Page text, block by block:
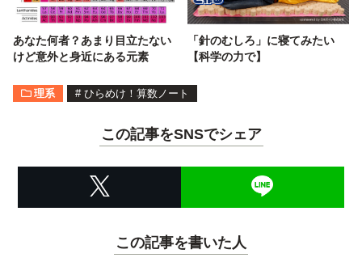
あなた何者？あまり目立たない
けど意外と身近にある元素
「針のむしろ」に寝てみたい
【科学の力で】
理系 # ひらめけ！算数ノート
この記事をSNSでシェア
この記事を書いた人